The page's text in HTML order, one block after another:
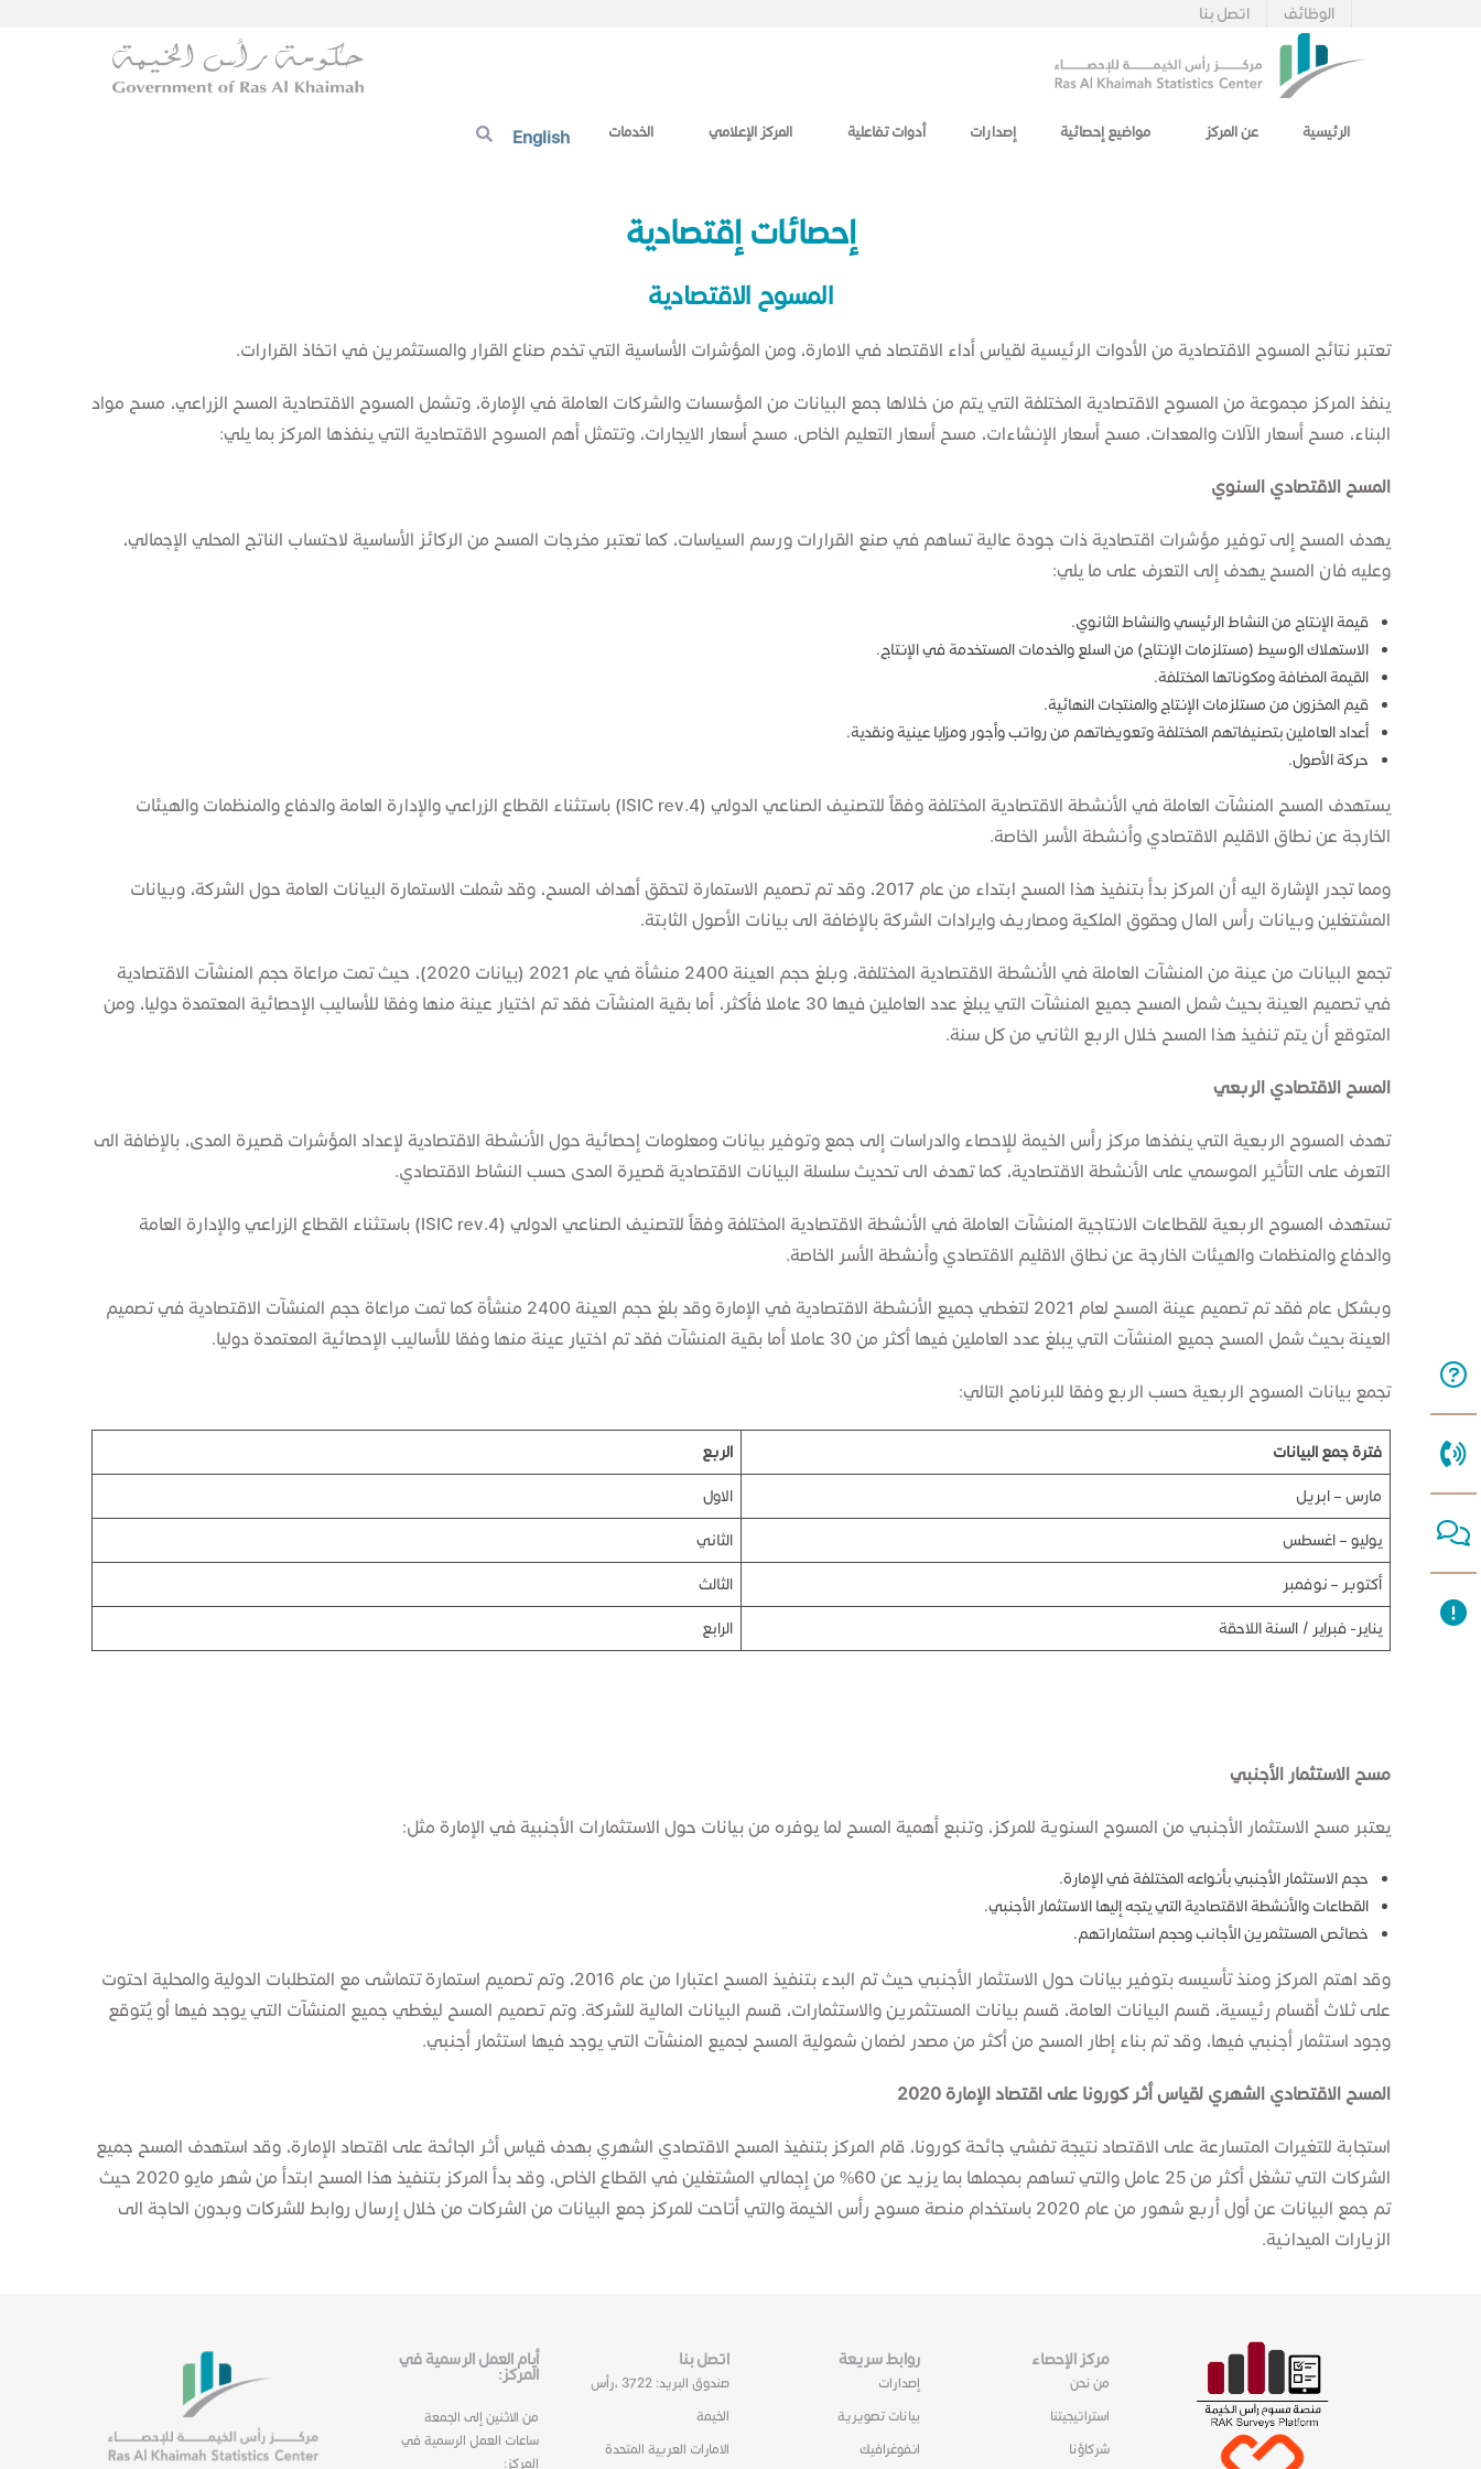
اتصل بنا الوظائف
الرئيسية عن المركز مواضيع إحصائية إصدارات أدوات تفاعلية المركز الإعلامي الخدمات English
إحصائات إقتصادية
​​المسوح الاقتصادية
تعتبر نتائج المسوح الاقتصادية من الأدوات الرئيسية لقياس أداء الاقتصاد في الامارة، ومن المؤشرات الأساسية التي تخدم صناع القرار والمستثمرين في اتخاذ القرارات.
ينفذ المركز مجموعة من المسوح الاقتصادية المختلفة التي يتم من خلالها جمع البيانات من المؤسسات والشركات العاملة في الإمارة، وتشمل المسوح الاقتصادية المسح الزراعي، مسح مواد
البناء، مسح أسعار الآلات والمعدات، مسح أسعار الإنشاءات، مسح أسعار التعليم الخاص، مسح أسعار الايجارات، وتتمثل أهم المسوح الاقتصادية التي ينفذها المركز بما يلي:
​​​المسح الاقتصاد​ي السنوي
يهدف المسح إلى توفير مؤشرات اقتصادية ذات جودة عالية تساهم في صنع القرارات ورسم السياسات، كما تعتبر مخرجات المسح من الركائز الأساسية لاحتساب الناتج المحلي الإجمالي،
وعليه فان المسح يهدف إلى التعرف على ما يلي:
قيمة الإنتاج من النشاط الرئيسي والنشاط الثانوي.
الاستهلاك الوسيط (مستلزمات الإنتاج) من السلع والخدمات المستخدمة في الإنتاج.
القيمة المضافة ومكوناتها المختلفة.
قيم المخزون من مستلزمات الإنتاج والمنتجات النهائية.
أعداد العاملين بتصنيفاتهم المختلفة وتعويضاتهم من رواتب وأجور ومزايا عينية ونقدية.
حركة الأصول.
​يستهدف المسح المنشآت العاملة في الأنشطة الاقتصادية المختلفة وفقاً للتصنيف الصناعي الدولي (ISIC rev.4) باستثناء القطاع الزراعي والإدارة العامة والدفاع والمنظمات والهيئات
الخارجة عن نطاق الاقليم الاقتصادي وأنشطة الأسر الخاصة.
ومما تجدر الإشارة اليه أن المركز بدأ بتنفيذ هذا المسح ابتداء من عام 2017، وقد تم تصميم الاستمارة لتحقق أهداف المسح، وقد شملت الاستمارة البيانات العامة حول الشركة، وبيانات
المشتغلين وبيانات رأس المال وحقوق الملكية ومصاريف وايرادات الشركة بالإضافة الى بيانات الأصول الثابتة.
تجمع البيانات من عينة من المنشآت العاملة في الأنشطة الاقتصادية المختلفة، وبلغ حجم العينة 2400 منشأة في عام 2021 (بيانات 2020)، حيث تمت مراعاة حجم المنشآت الاقتصادية
في تصميم العينة بحيث شمل المسح جميع المنشآت التي يبلغ عدد العاملين فيها 30 عاملا فأكثر، أما بقية المنشآت فقد تم اختيار عينة منها وفقا للأساليب الإحصائية المعتمدة دوليا، ومن
المتوقع أن يتم تنفيذ هذا المسح خلال الربع الثاني من كل سنة.
المسح الاقتصادي الربعي
تهدف المسوح الربعية التي ينفذها مركز رأس الخيمة للإحصاء والدراسات إلى جمع وتوفير بيانات ومعلومات إحصائية حول الأنشطة الاقتصادية لإعداد المؤشرات قصيرة المدى، بالإضافة الى
التعرف على التأثير الموسمي على الأنشطة الاقتصادية، كما تهدف الى تحديث سلسلة البيانات الاقتصادية قصيرة المدى حسب النشاط الاقتصادي.
تستهدف المسوح الربعية للقطاعات الانتاجية المنشآت العاملة في الأنشطة الاقتصادية المختلفة وفقاً للتصنيف الصناعي الدولي (ISIC rev.4) باستثناء القطاع الزراعي والإدارة العامة
والدفاع والمنظمات والهيئات الخارجة عن نطاق الاقليم الاقتصادي وأنشطة الأسر الخاصة.
وبشكل عام فقد تم تصميم عينة المسح لعام 2021 لتغطي جميع الأنشطة الاقتصادية في الإمارة وقد بلغ حجم العينة 2400 منشأة كما تمت مراعاة حجم المنشآت الاقتصادية في تصميم
العينة بحيث شمل المسح جميع المنشآت التي يبلغ عدد العاملين فيها أكثر من 30 عاملا أما بقية المنشآت فقد تم اختيار عينة منها وفقا للأساليب الإحصائية المعتمدة دوليا.
تجمع بيانات المسوح الربعية حسب الربع وفقا للبرنامج التالي:
فترة جمع البيانات
الربع
مارس – ابريل
الاول
يوليو – اغسطس
الثاني
أكتوبر – نوفمبر
الثالث
يناير- فبراير / السنة اللاحقة
الرابع
مسح الاستثمار الأجنبي
يعتبر مسح الاستثمار الأجنبي من المسوح السنوية للمركز، وتنبع أهمية المسح لما يوفره من بيانات حول الاستثمارات الأجنبية في الإمارة مثل:
حجم الاستثمار الأجنبي بأنواعه المختلفة في الإمارة.
القطاعات والأنشطة الاقتصادية التي يتجه إليها الاستثمار الأجنبي.
خصائص المستثمرين الأجانب وحجم استثماراتهم.
وقد اهتم المركز ومنذ تأسيسه بتوفير بيانات حول الاستثمار الأجنبي حيث تم البدء بتنفيذ المسح ​اعتبارا من عام 2016، وتم تصميم استمارة تتماشى مع المتطلبات الدولية والمحلية احتوت
على ثلاث أقسام رئيسية، قسم البيانات العامة، قسم بيانات المستثمرين والاستثمارات، قسم البيانات المالية للشركة. وتم تصميم المسح ليغطي جميع المنشآت التي يوجد فيها أو يُتوقع
وجود استثمار أجنبي فيها، وقد تم بناء إطار المسح من أكثر من مصدر لضمان شمولية المسح لجميع المنشآت التي يوجد فيها استثمار أجنبي.
المسح الاقتصادي الشهري لقياس أثر كورونا على اقتصاد الإمارة 2020
استجابة للتغيرات المتسارعة على الاقتصاد نتيجة تفشي جائحة كورونا، قام المركز بتنفيذ المسح الاقتصادي الشهري بهدف قياس أثر الجائحة على اقتصاد الإمارة، وقد استهدف المسح جميع
الشركات التي تشغل أكثر من 25 عامل والتي تساهم بمجملها بما يزيد عن 60% من إجمالي المشتغلين في القطاع الخاص، وقد بدأ المركز بتنفيذ هذا المسح ابتدأ من شهر مايو 2020 حيث
تم جمع البيانات عن أول أربع شهور من عام 2020 باستخدام منصة مسوح رأس الخيمة والتي أتاحت للمركز جمع البيانات من الشركات من خلال إرسال روابط للشركات وبدون الحاجة الى
الزيارات المي​دانية. ​
مركز الإحصاء
من نحن
استراتيجيتنا
شركاؤنا
روابط سريعة
إصدارات
بيانات تصويرية
انفوغرافيك
اتصل بنا
صندوق البريد: 3722 ،رأس
الخيمة
الامارات العربية المتحدة
أيام العمل الرسمية في
المركز:
من الاثنين إلى الجمعة
ساعات العمل الرسمية في
المركز: